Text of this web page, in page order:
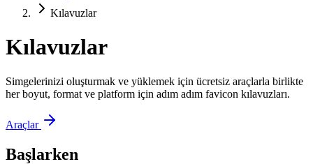
Kılavuzlar
Kılavuzlar
Simgelerinizi oluşturmak ve yüklemek için ücretsiz araçlarla birlikte
her boyut, format ve platform için adım adım favicon kılavuzları.
Araçlar
Başlarken